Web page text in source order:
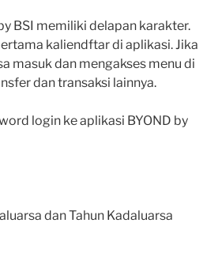
BSI memiliki delapan karakter.
kaliendftar di aplikasi. Jika
masuk dan mengakses menu di
dan transaksi lainnya.
login ke aplikasi BYOND by
dan Tahun Kadaluarsa